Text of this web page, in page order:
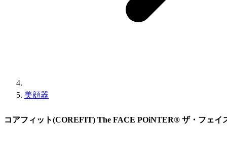
美顔器
コアフィット(COREFIT) The FACE POiNTER® ザ・フェイ